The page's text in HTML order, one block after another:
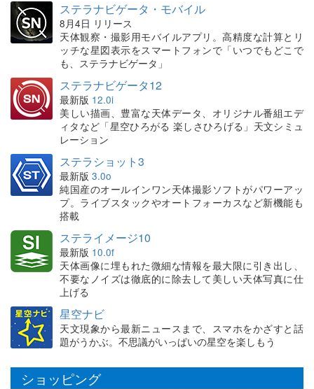
ステラナビゲータ・モバイル
8月4日 リリース
天体観察・撮影用モバイルアプリ。高精度な計算とリ
ッチな星図表示をスマートフォンで「いつでもどこで
も、ステラナビゲータ」
ステラナビゲータ12
最新版 12.0i
美しい描画、豊富な天体データ、オリジナル番組エデ
ィタなど「星空ひろがる 楽しさひろげる」天文シミュ
レーション
ステラショット3
最新版 3.0o
純国産のオールインワン天体撮影ソフトがパワーアッ
プ。ライブスタックやオートフォーカスなど新機能も
搭載
ステライメージ10
最新版 10.0f
天体画像に埋もれた微細な情報を最大限に引き出し、
不要なノイズは徹底的に除去して美しい天体写真に仕
上げる
星空ナビ
天文現象から最新ニュースまで、スマホをかざすと話
題がうかぶ。不思議がいっぱいの星空を楽しもう
ショッピング